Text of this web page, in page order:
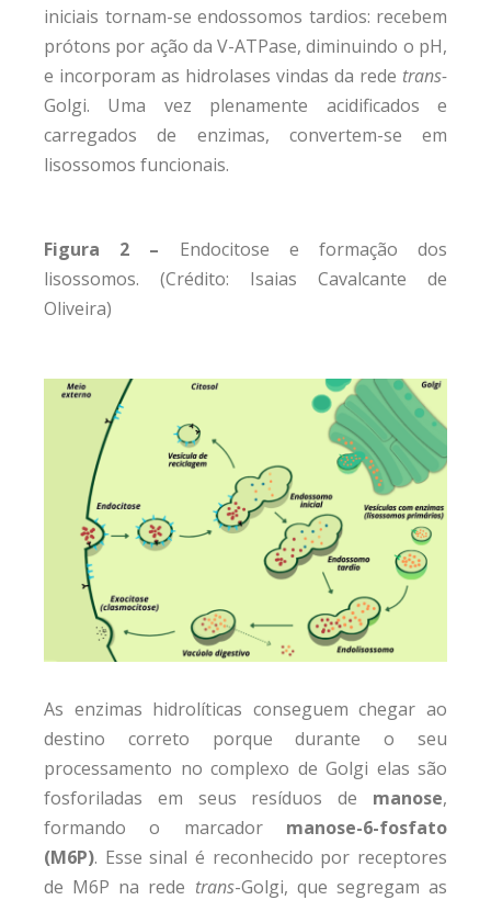
iniciais tornam-se endossomos tardios: recebem
prótons por ação da V-ATPase, diminuindo o pH,
e incorporam as hidrolases vindas da rede trans-
Golgi. Uma vez plenamente acidificados e
carregados de enzimas, convertem-se em
lisossomos funcionais.
Figura 2 – Endocitose e formação dos
lisossomos. (Crédito: Isaias Cavalcante de
Oliveira)
As enzimas hidrolíticas conseguem chegar ao
destino correto porque durante o seu
processamento no complexo de Golgi elas são
fosforiladas em seus resíduos de manose,
formando o marcador manose-6-fosfato
(M6P). Esse sinal é reconhecido por receptores
de M6P na rede trans-Golgi, que segregam as